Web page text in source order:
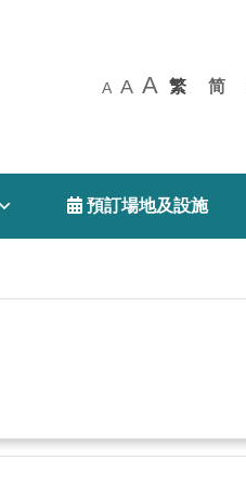
A A A 繁 简
 預訂場地及設施